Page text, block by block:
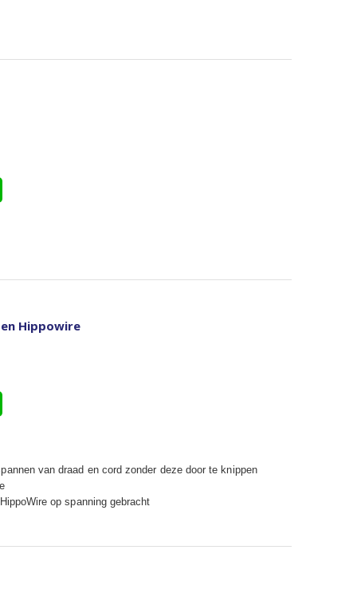
Hippowire
van draad en cord zonder deze door te knippen
op spanning gebracht